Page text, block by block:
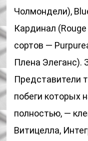
Чолмондели),
Кардинал
сортов —
Плена Элеганс).
Представители
побеги которых
полностью, —
Витицелла,